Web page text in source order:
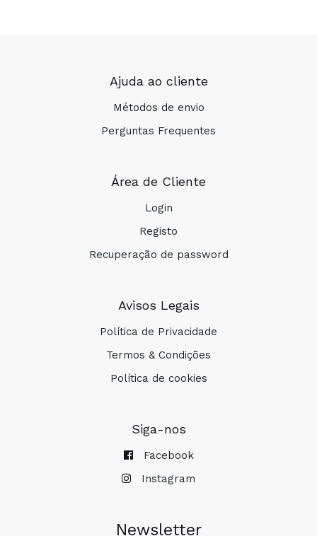
Ajuda ao cliente
Métodos de envio
Perguntas Frequentes
Área de Cliente
Login
Registo
Recuperação de password
Avisos Legais
Política de Privacidade
Termos & Condições
Política de cookies
Siga-nos
Facebook
Instagram
Newsletter